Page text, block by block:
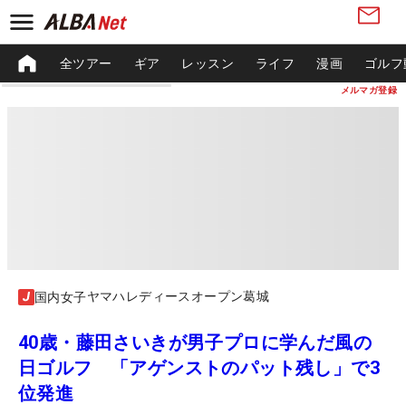
メルマガ登録
全ツアー ギア レッスン ライフ 漫画 ゴル
国内女子ヤマハレディースオープン葛城
40歳・藤田さいきが男子プロに学んだ風の
日ゴルフ 「アゲンストのパット残し」で3
位発進